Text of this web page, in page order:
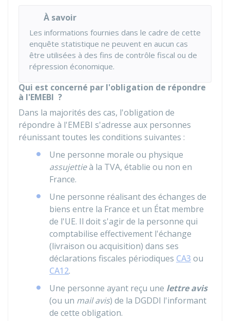
À savoir
Les informations fournies dans le cadre de cette
enquête statistique ne peuvent en aucun cas
être utilisées à des fins de contrôle fiscal ou de
répression économique.
Qui est concerné par l'obligation de répondre
à l'EMEBI ?
Dans la majorités des cas, l'obligation de
répondre à l'EMEBI s'adresse aux personnes
réunissant toutes les conditions suivantes :
Une personne morale ou physique
assujettieà la TVA, établie ou non en
France.
Une personne réalisant des échanges de
biens entre la France et un État membre
de l'UE. Il doit s'agir de la personne qui
comptabilise effectivement l'échange
(livraison ou acquisition) dans ses
déclarations fiscales périodiques CA3 ou
CA12.
Une personne ayant reçu une lettre avis
(ou un mail avis) de la DGDDI l'informant
de cette obligation.